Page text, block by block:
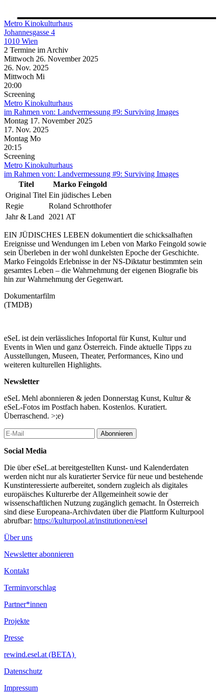
Metro Kinokulturhaus
Johannesgasse 4
1010 Wien
2 Termine im Archiv
Mittwoch 26. November 2025
26. Nov. 2025
Mittwoch Mi
20:00
Screening
Metro Kinokulturhaus
im Rahmen von: Landvermessung #9: Surviving Images
Montag 17. November 2025
17. Nov. 2025
Montag Mo
20:15
Screening
Metro Kinokulturhaus
im Rahmen von: Landvermessung #9: Surviving Images
Titel
Marko Feingold
Original Titel Ein jüdisches Leben
Regie
Roland Schrotthofer
Jahr & Land
2021 AT
EIN JÜDISCHES LEBEN dokumentiert die schicksalhaften
Ereignisse und Wendungen im Leben von Marko Feingold sowie
sein Überleben in der wohl dunkelsten Epoche der Geschichte.
Marko Feingolds Erlebnisse in der NS-Diktatur bestimmten sein
gesamtes Leben – die Wahrnehmung der eigenen Biografie bis
hin zur Wahrnehmung der Gegenwart.
Dokumentarfilm
(TMDB)
eSeL ist dein verlässliches Infoportal für Kunst, Kultur und
Events in Wien und ganz Österreich. Finde aktuelle Tipps zu
Ausstellungen, Museen, Theater, Performances, Kino und
weiteren kulturellen Highlights.
Newsletter
eSeL Mehl abonnieren & jeden Donnerstag Kunst, Kultur &
eSeL-Fotos im Postfach haben. Kostenlos. Kuratiert.
Überraschend. >;e)
Abonnieren
Social Media
Die über eSeL.at bereitgestellten Kunst- und Kalenderdaten
werden nicht nur als kuratierter Service für neue und bestehende
Kunstinteressierte aufbereitet, sondern zugleich als digitales
europäisches Kulturerbe der Allgemeinheit sowie der
wissenschaftlichen Nutzung zugänglich gemacht. In Österreich
sind diese Europeana-Archivdaten über die Plattform Kulturpool
abrufbar: https://kulturpool.at/institutionen/esel
Über uns
Newsletter abonnieren
Kontakt
Terminvorschlag
Partner*innen
Projekte
Presse
rewind.esel.at (BETA)
Datenschutz
Impressum